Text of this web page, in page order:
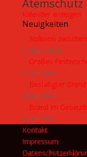
Atemschutz
Kalender anzeigen
Neuigkeiten
Kollision
3. August 2026
Großes
27. Juli 2026
Bestätigter
24. Juli 2026
Brand im
12. Juli 2026
Kontakt
Impressum